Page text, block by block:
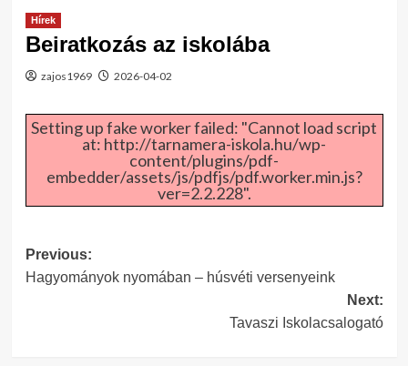
Hírek
Beiratkozás az iskolába
zajos1969 2026-04-02
Setting up fake worker failed: "Cannot load script
at: http://tarnamera-iskola.hu/wp-
content/plugins/pdf-
embedder/assets/js/pdfjs/pdf.worker.min.js?
ver=2.2.228".
Post
navigation
Previous:
Hagyományok nyomában – húsvéti versenyeink
Next:
Tavaszi Iskolacsalogató